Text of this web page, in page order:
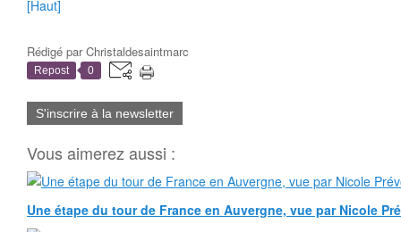
[Haut]
Rédigé parChristaldesaintmarc
Repost 0
S'inscrire à la newsletter
Vous aimerez aussi :
Une étape du tour de France en Auvergne, vue par Nicole